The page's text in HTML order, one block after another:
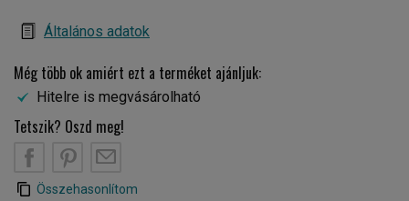
Általános adatok
Még több ok amiért ezt a terméket ajánljuk:
Hitelre is megvásárolható
Tetszik? Oszd meg!
Összehasonlítom